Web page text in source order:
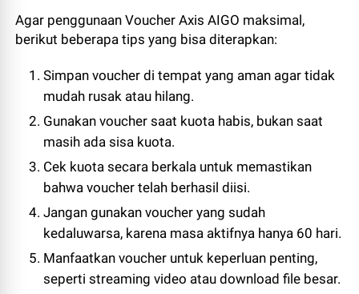
Agar penggunaan Voucher Axis AIGO maksimal,
berikut beberapa tips yang bisa diterapkan:
Simpan voucher di tempat yang aman agar tidak
mudah rusak atau hilang.
Gunakan voucher saat kuota habis, bukan saat
masih ada sisa kuota.
Cek kuota secara berkala untuk memastikan
bahwa voucher telah berhasil diisi.
Jangan gunakan voucher yang sudah
kedaluwarsa, karena masa aktifnya hanya 60 hari.
Manfaatkan voucher untuk keperluan penting,
seperti streaming video atau download file besar.